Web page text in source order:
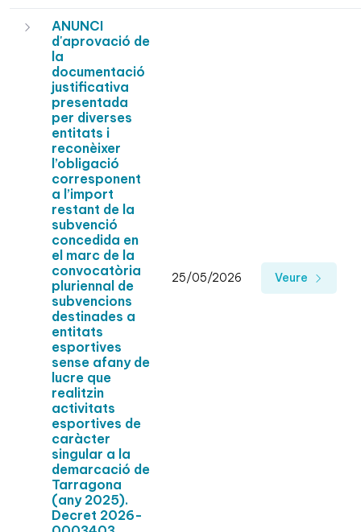
ANUNCI
d'aprovació de
la
documentació
justificativa
presentada
per diverses
entitats i
reconèixer
l’obligació
corresponent
a l’import
restant de la
subvenció
concedida en
el marc de la
convocatòria
pluriennal de
subvencions
destinades a
entitats
esportives
sense afany de
lucre que
realitzin
activitats
esportives de
caràcter
singular a la
demarcació de
Tarragona
(any 2025).
Decret 2026-
25/05/2026 Veure